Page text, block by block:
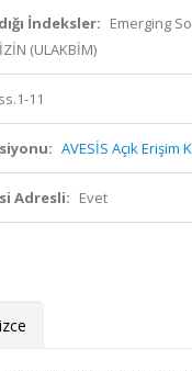
İndeksler: Emerging
(ULAKBİM)
ss.1-11
AVESİS Açık Erişim
Adresli: Evet